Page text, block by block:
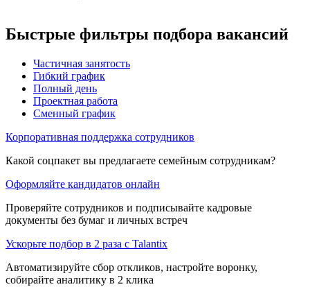
Быстрые фильтры подбора вакансий
Частичная занятость
Гибкий график
Полный день
Проектная работа
Сменный график
Корпоративная поддержка сотрудников
Какой соцпакет вы предлагаете семейным сотрудникам?
Оформляйте кандидатов онлайн
Проверяйте сотрудников и подписывайте кадровые
документы без бумаг и личных встреч
Ускорьте подбор в 2 раза с Talantix
Автоматизируйте сбор откликов, настройте воронку,
собирайте аналитику в 2 клика